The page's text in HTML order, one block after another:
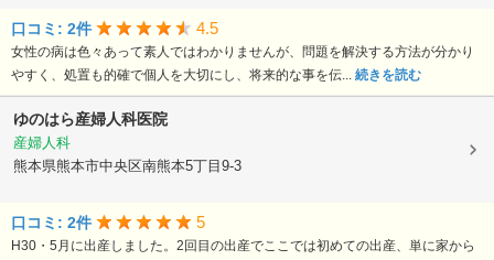
口コミ: 2件 4.5
女性の病は色々あって素人ではわかりませんが、問題を解決する方法が分かり
やすく、処置も的確で個人を大切にし、将来的な事を伝... 続きを読む
ゆのはら産婦人科医院
産婦人科
熊本県熊本市中央区南熊本5丁目9-3
口コミ: 2件 5
H30・5月に出産しました。2回目の出産でここでは初めての出産、単に家から